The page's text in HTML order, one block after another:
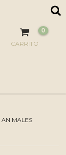
CARRITO
0
ANIMALES